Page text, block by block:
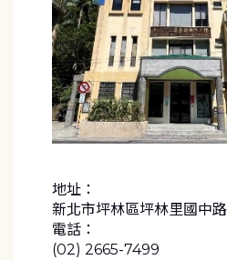
地址：
新北市坪林區坪林里國中
電話：
(02) 2665-7499